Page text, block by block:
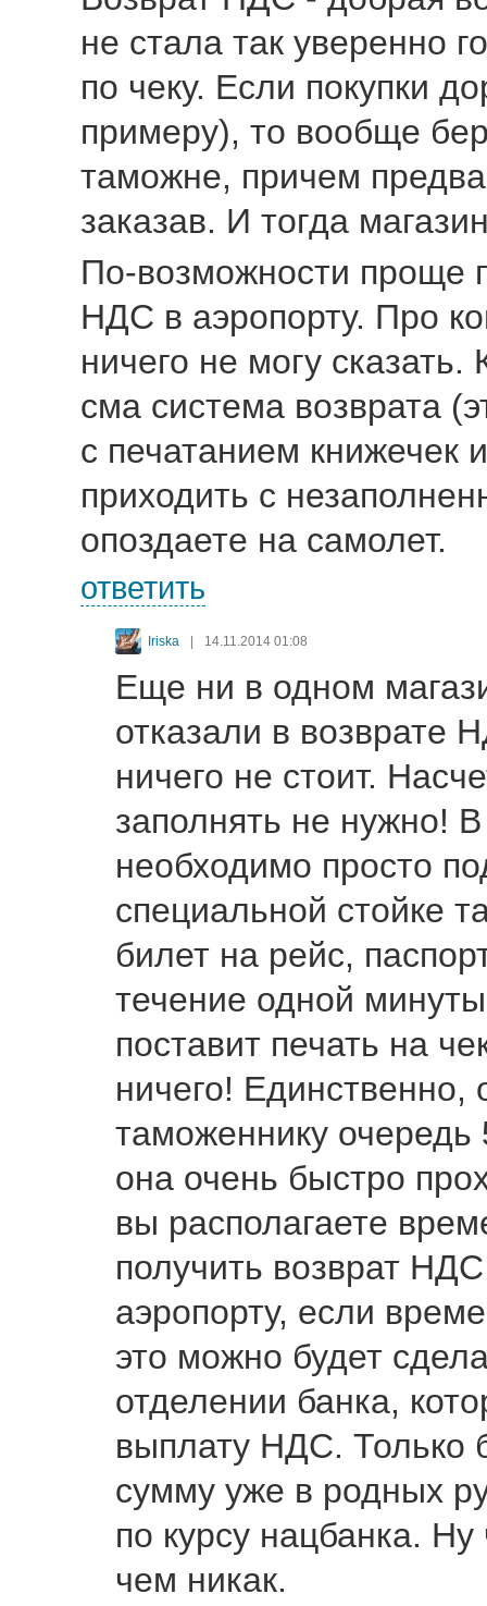
не стала так уверенно
по чеку. Если покупки
примеру), то вообще
таможне, причем
заказав. И тогда
По-возможности проще
НДС в аэропорту. Про
ничего не могу
сма система возврата
с печатанием книжечек
приходить с
опоздаете на самолет.
ответить
Iriska 14.11.2014 01:08
Еще ни в одном
отказали в возврате
ничего не стоит.
заполнять не нужно!
необходимо просто
специальной стойке
билет на рейс,
течение одной
поставит печать на
ничего! Единственно,
таможеннику очередь
она очень быстро
вы располагаете
получить возврат
аэропорту, если
это можно будет
отделении банка,
выплату НДС. Только
сумму уже в родных
по курсу нацбанка.
чем никак.